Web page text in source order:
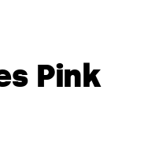
Pink